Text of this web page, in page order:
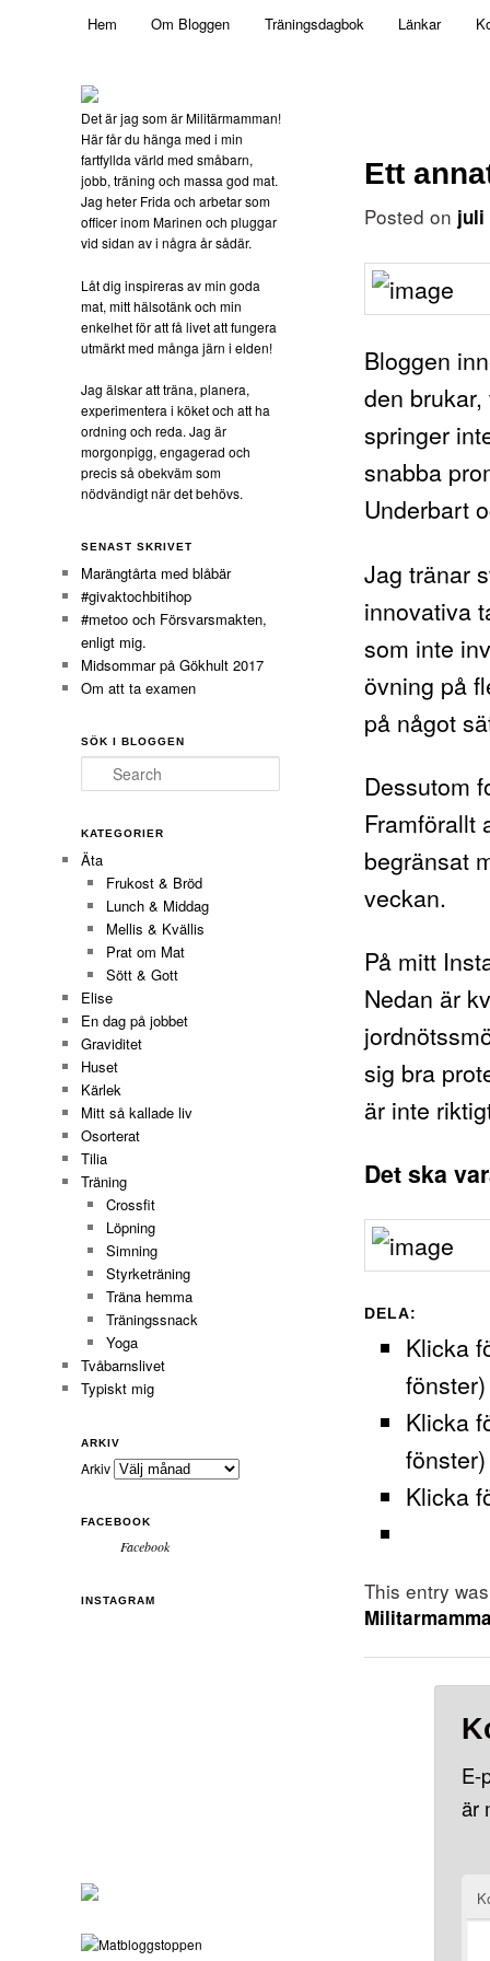
Militärmamman
Skip to primary content
Hem Om Bloggen Träningsdagbok Länkar
Ett
Posted on juli
Bloggen
den
springer
snabba
Underbart
Jag tränar
innovativa
som inte
övning på
på något
Dessutom
Framförallt
begränsat
veckan.
På mitt
Nedan är
sig bra
är inte
Det ska
DELA:
Klicka
fönster)
Klicka
fönster)
Klicka
This entry
E-
är
Det är jag som är Militärmamman!
Här får du hänga med i min
fartfyllda värld med småbarn,
jobb, träning och massa god mat.
Jag heter Frida och arbetar som
officer inom Marinen och pluggar
vid sidan av i några år sådär.
Låt dig inspireras av min goda
mat, mitt hälsotänk och min
enkelhet för att få livet att fungera
utmärkt med många järn i elden!
Jag älskar att träna, planera,
experimentera i köket och att ha
ordning och reda. Jag är
morgonpigg, engagerad och
precis så obekväm som
nödvändigt när det behövs.
SENAST SKRIVET
Marängtårta med blåbär
#givaktochbitihop
#metoo och Försvarsmakten,
enligt mig.
Midsommar på Gökhult 2017
Om att ta examen
SÖK I BLOGGEN
Search
KATEGORIER
Äta
Frukost & Bröd
Lunch & Middag
Mellis & Kvällis
Prat om Mat
Sött & Gott
Elise
En dag på jobbet
Graviditet
Huset
Kärlek
Mitt så kallade liv
Osorterat
Tilia
Träning
Crossfit
Löpning
Simning
Styrketräning
Träna hemma
Träningssnack
Yoga
Tvåbarnslivet
Typiskt mig
ARKIV
Arkiv
FACEBOOK
Facebook
INSTAGRAM